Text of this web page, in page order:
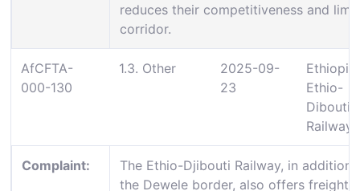
reduces their competitiveness and
corridor.
AfCFTA-
000-130
1.3. Other
2025-09-
23
Ethiopia:
Ethio-
Dibouti
Railway
Complaint:
The Ethio-Djibouti Railway, in
the Dewele border, also offers freight